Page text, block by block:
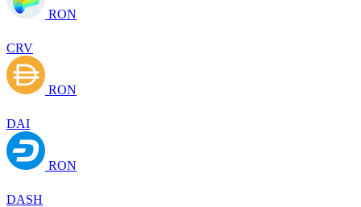
RON
CRV
RON
DAI
RON
DASH